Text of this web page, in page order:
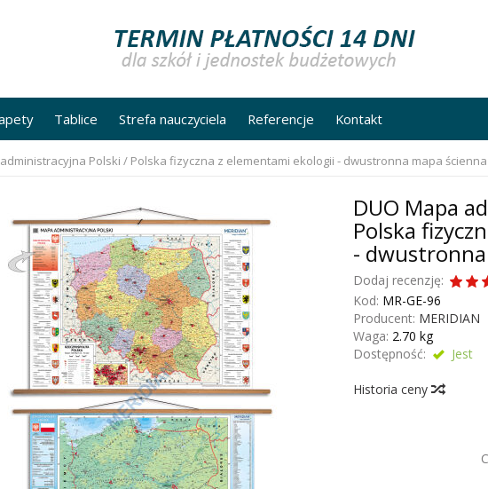
Tablice Strefa nauczyciela Referencje Kontakt
Polski / Polska fizyczna z elementami ekologii - dwustronna mapa ścienna
DUO Mapa
Polska
-
Dodaj recenzję:
Kod: MR-GE-96
Producent: MERIDIAN
Waga: 2.70 kg
Dostępność:
Jest
Historia ceny